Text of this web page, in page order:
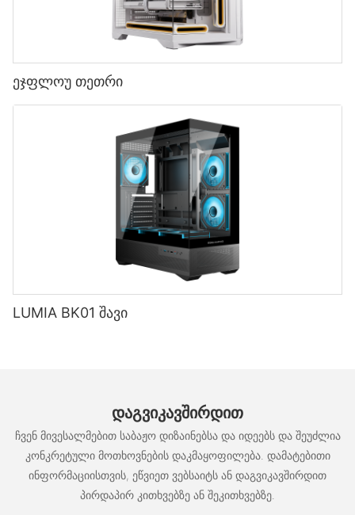
ეჯფლოუ თეთრი
LUMIA BK01 შავი
ᲓᲐᲒᲕᲘᲙᲐᲕᲨᲘᲠᲓᲘᲗ
ჩვენ მივესალმებით საბაჟო დიზაინებსა და იდეებს და შეუძლია
კონკრეტული მოთხოვნების დაკმაყოფილება. დამატებითი
ინფორმაციისთვის, ეწვიეთ ვებსაიტს ან დაგვიკავშირდით
პირდაპირ კითხვებზე ან შეკითხვებზე.